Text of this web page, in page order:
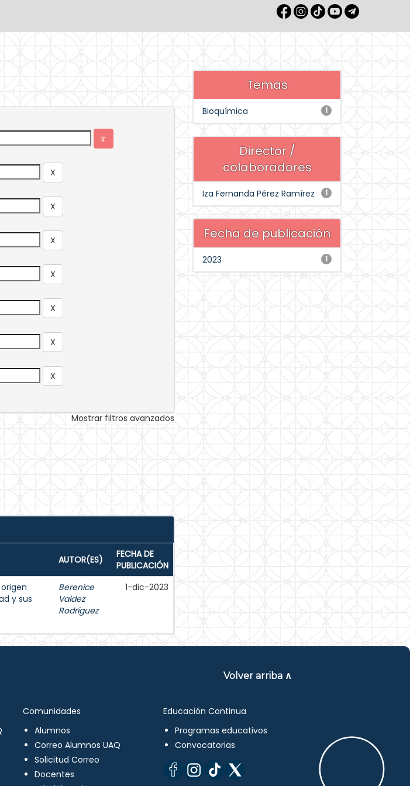
Mostrar filtros avanzados
AUTOR(ES)
FECHA DE
PUBLICACIÓN
y sus
Berenice
Valdez
Rodríguez
1-dic-2023
Temas
1
Bioquímica
Director /
colaboradores
1
Iza Fernanda Pérez Ramírez
Fecha de publicación
1
2023
Volver arriba ∧
Comunidades
Alumnos
Correo Alumnos UAQ
Solicitud Correo
Docentes
Educación Continua
Programas educativos
Convocatorias